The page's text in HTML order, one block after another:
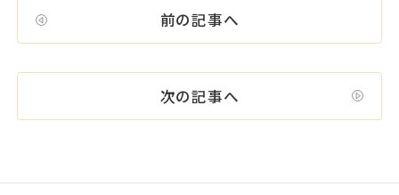
前の記事へ
次の記事へ